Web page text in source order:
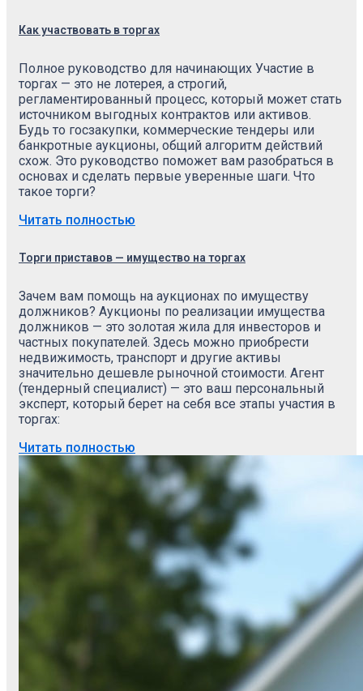
Как участвовать в торгах
Полное руководство для начинающих Участие в
торгах — это не лотерея, а строгий,
регламентированный процесс, который может стать
источником выгодных контрактов или активов.
Будь то госзакупки, коммерческие тендеры или
банкротные аукционы, общий алгоритм действий
схож. Это руководство поможет вам разобраться в
основах и сделать первые уверенные шаги. Что
такое торги?
Читать полностью
Торги приставов — имущество на торгах
Зачем вам помощь на аукционах по имуществу
должников? Аукционы по реализации имущества
должников — это золотая жила для инвесторов и
частных покупателей. Здесь можно приобрести
недвижимость, транспорт и другие активы
значительно дешевле рыночной стоимости. Агент
(тендерный специалист) — это ваш персональный
эксперт, который берет на себя все этапы участия в
торгах:
Читать полностью